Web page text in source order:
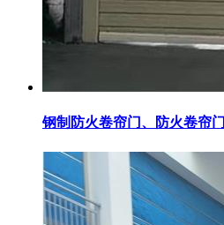
钢制防火卷帘门、防火卷帘门